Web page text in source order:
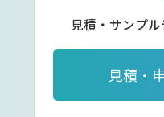
見積・サンプ
見積・